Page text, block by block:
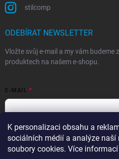
K personalizaci obsahu a
sociálních médií a analýze
soubory cookies. Více informací
stilcomp
ODEBÍRAT NEWSLETTER
Vložte svůj e-mail a my vám budeme
produktech na našem e-shopu.
E-MAIL
Souhlasím spodmínkami ochrany
Přihlásit se